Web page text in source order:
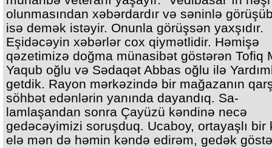
olunmasından xəbərdardır və səninlə
isə demək istəyir. Onunla görüşsən yaxşıdır.
Eşidəcəyin xəbərlər cox qiymətlidir. Həmişə
qəzetimizə doğma münasibət göstərən Tofiq
Yaqub oğlu və Sədaqət Abbas oğlu ilə
getdik. Rayon mərkəzində bir mağazanın
söhbət edənlərin yanında dayandıq. Sa-
lamlaşandan sonra Çayüzü kəndinə necə
gedəcəyimizi soruşduq. Ucaboy, ortayaşlı bir
elə mən də həmin kəndə edirəm, gedək